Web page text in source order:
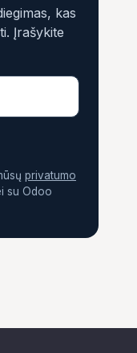
kas
Įrašykite
privatumo
su Odoo